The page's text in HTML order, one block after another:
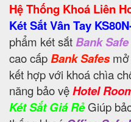
Hệ Thống Khoá Liên
Két Sắt Vân Tay
phẩm két sắt Bank Safe
cao cấpBank Safesmở
kết hợp với khoá chìa
năng bảo vệHotel
Két Sắt Giá RẻGiúp